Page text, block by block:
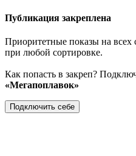
Публикация закреплена
Приоритетные показы на всех
при любой сортировке.
Как попасть в закреп?
«Мегапоплавок»
Подключить себе